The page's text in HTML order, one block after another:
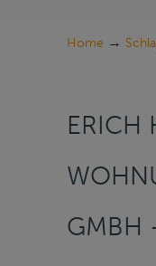
Home →
ERICH
GMBH